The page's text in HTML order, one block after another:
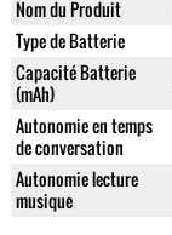
Nom du Produit
Type de Batterie
Capacité Batterie
(mAh)
Autonomie en temps
de conversation
Autonomie lecture
musique